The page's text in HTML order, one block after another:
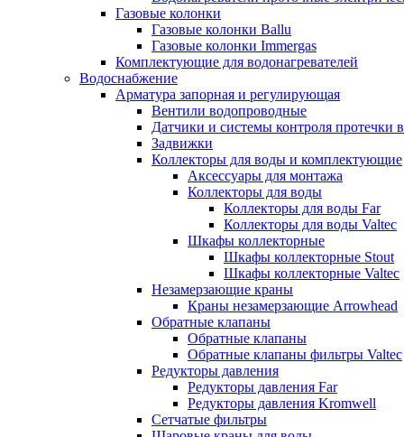
Газовые колонки
Газовые колонки Ballu
Газовые колонки Immergas
Комплектующие для водонагревателей
Водоснабжение
Арматура запорная и регулирующая
Вентили водопроводные
Датчики и системы контроля протечки
Задвижки
Коллекторы для воды и комплектующие
Аксессуары для монтажа
Коллекторы для воды
Коллекторы для воды Far
Коллекторы для воды Valtec
Шкафы коллекторные
Шкафы коллекторные Stout
Шкафы коллекторные Valtec
Незамерзающие краны
Краны незамерзающие Arrowhead
Обратные клапаны
Обратные клапаны
Обратные клапаны фильтры Valtec
Редукторы давления
Редукторы давления Far
Редукторы давления Kromwell
Сетчатые фильтры